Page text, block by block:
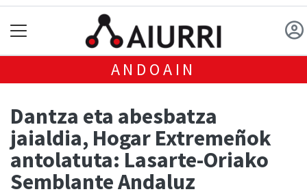
ANDOAIN
Dantza eta abesbatza
jaialdia, Hogar Extremeñok
antolatuta: Lasarte-Oriako
Semblante Andaluz